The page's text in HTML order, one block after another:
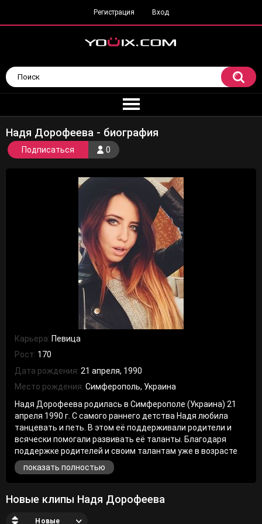
Регистрация Вход
Надя Дорофеева - биография
0
Подписаться
Карьера: Певица
Рост: 170
Дата рождения: 21 апреля, 1990
Место рождения:Симферополь, Украина
показать полностью
Надя Дорофеева родилась в Симферополе (Украина) 21
апреля 1990 г. С самого раннего детства Надя любила
танцевать и петь. В этом её поддерживали родители и
всячески помогали развивать её таланты. Благодаря
поддержке родителей и своим талантам уже в возрасте
12 лет Надя Дорофеева победила на одном из конкурсов
по вокалу. А позже стала чемпионкой Крыма по бальным
танцам. А еще через год Надя уже учавствовала в
конкурсах за границей и не смотря на это имела очень
телевизионном шоу «Шанс», и конкурсе «Золотой голос». В
Новые клипы Надя Дорофеева
Новые